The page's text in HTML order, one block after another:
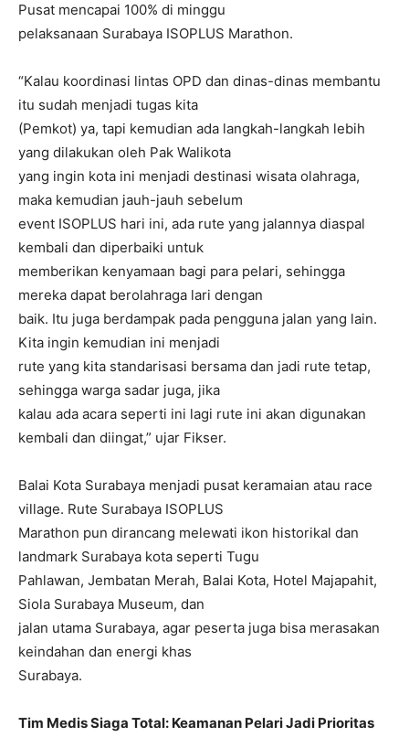
Pusat mencapai 100% di minggu
pelaksanaan Surabaya ISOPLUS Marathon.
“Kalau koordinasi lintas OPD dan dinas-dinas membantu
itu sudah menjadi tugas kita
(Pemkot) ya, tapi kemudian ada langkah-langkah lebih
yang dilakukan oleh Pak Walikota
yang ingin kota ini menjadi destinasi wisata olahraga,
maka kemudian jauh-jauh sebelum
event ISOPLUS hari ini, ada rute yang jalannya diaspal
kembali dan diperbaiki untuk
memberikan kenyamaan bagi para pelari, sehingga
mereka dapat berolahraga lari dengan
baik. Itu juga berdampak pada pengguna jalan yang lain.
Kita ingin kemudian ini menjadi
rute yang kita standarisasi bersama dan jadi rute tetap,
sehingga warga sadar juga, jika
kalau ada acara seperti ini lagi rute ini akan digunakan
kembali dan diingat,” ujar Fikser.
Balai Kota Surabaya menjadi pusat keramaian atau race
village. Rute Surabaya ISOPLUS
Marathon pun dirancang melewati ikon historikal dan
landmark Surabaya kota seperti Tugu
Pahlawan, Jembatan Merah, Balai Kota, Hotel Majapahit,
Siola Surabaya Museum, dan
jalan utama Surabaya, agar peserta juga bisa merasakan
keindahan dan energi khas
Surabaya.
Tim Medis Siaga Total: Keamanan Pelari Jadi Prioritas